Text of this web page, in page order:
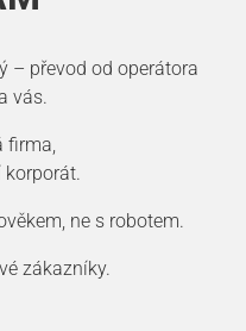
– převod od operátora
vás.
firma,
korporát.
ne s robotem.
zákazníky.